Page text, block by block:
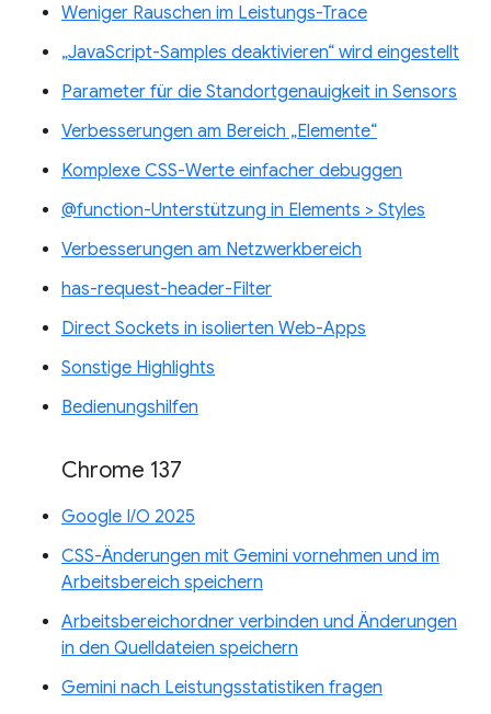
Weniger Rauschen im Leistungs-Trace
„JavaScript-Samples deaktivieren“ wird eingestellt
Parameter für die Standortgenauigkeit in Sensors
Verbesserungen am Bereich „Elemente“
Komplexe CSS-Werte einfacher debuggen
@function-Unterstützung in Elements > Styles
Verbesserungen am Netzwerkbereich
has-request-header-Filter
Direct Sockets in isolierten Web-Apps
Sonstige Highlights
Bedienungshilfen
Chrome 137
Google I/O 2025
CSS-Änderungen mit Gemini vornehmen und im
Arbeitsbereich speichern
Arbeitsbereichordner verbinden und Änderungen
in den Quelldateien speichern
Gemini nach Leistungsstatistiken fragen